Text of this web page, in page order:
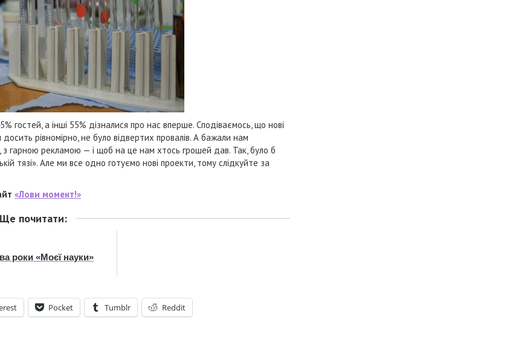
гостей, а інші 55% дізналися про нас вперше. Сподіваємось, що нові
рівномірно, не було відвертих провалів. А бажали нам
з гарною рекламою — і щоб на це нам хтось грошей дав. Так, було б
тязі». Але ми все одно готуємо нові проекти, тому слідкуйте за
«Лови момент!»
Ще почитати:
роки «Моєї науки»
Pocket Tumblr Reddit